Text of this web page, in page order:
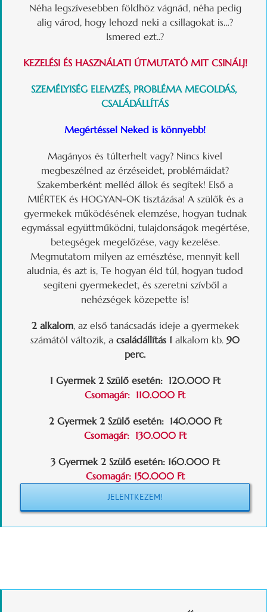
Néha legszívesebben földhöz vágnád, néha pedig
alig várod, hogy lehozd neki a csillagokat is…?
Ismered ezt..?
KEZELÉSI ÉS HASZNÁLATI ÚTMUTATÓ MIT CSINÁLJ!
SZEMÉLYISÉG ELEMZÉS, PROBLÉMA MEGOLDÁS,
CSALÁDÁLLÍTÁS
Megértéssel Neked is könnyebb!
Magányos és túlterhelt vagy? Nincs kivel
megbeszélned az érzéseidet, problémáidat?
Szakemberként melléd állok és segítek! Első a
MIÉRTEK és HOGYAN-OK tisztázása! A szülők és a
gyermekek működésének elemzése, hogyan tudnak
egymással együttműködni, tulajdonságok megértése,
betegségek megelőzése, vagy kezelése.
Megmutatom milyen az emésztése, mennyit kell
aludnia, és azt is, Te hogyan éld túl, hogyan tudod
segíteni gyermekedet, és szeretni szívből a
nehézségek közepette is!
2 alkalom, az első tanácsadás ideje a gyermekek
számától változik, a családállítás 1 alkalom kb. 90
perc.
1 Gyermek 2 Szülő esetén: 120.000 Ft
Csomagár: 110.000 Ft
2 Gyermek 2 Szülő esetén: 140.000 Ft
Csomagár: 130.000 Ft
3 Gyermek 2 Szülő esetén: 160.000 Ft
Csomagár: 150.000 Ft
JELENTKEZEM!